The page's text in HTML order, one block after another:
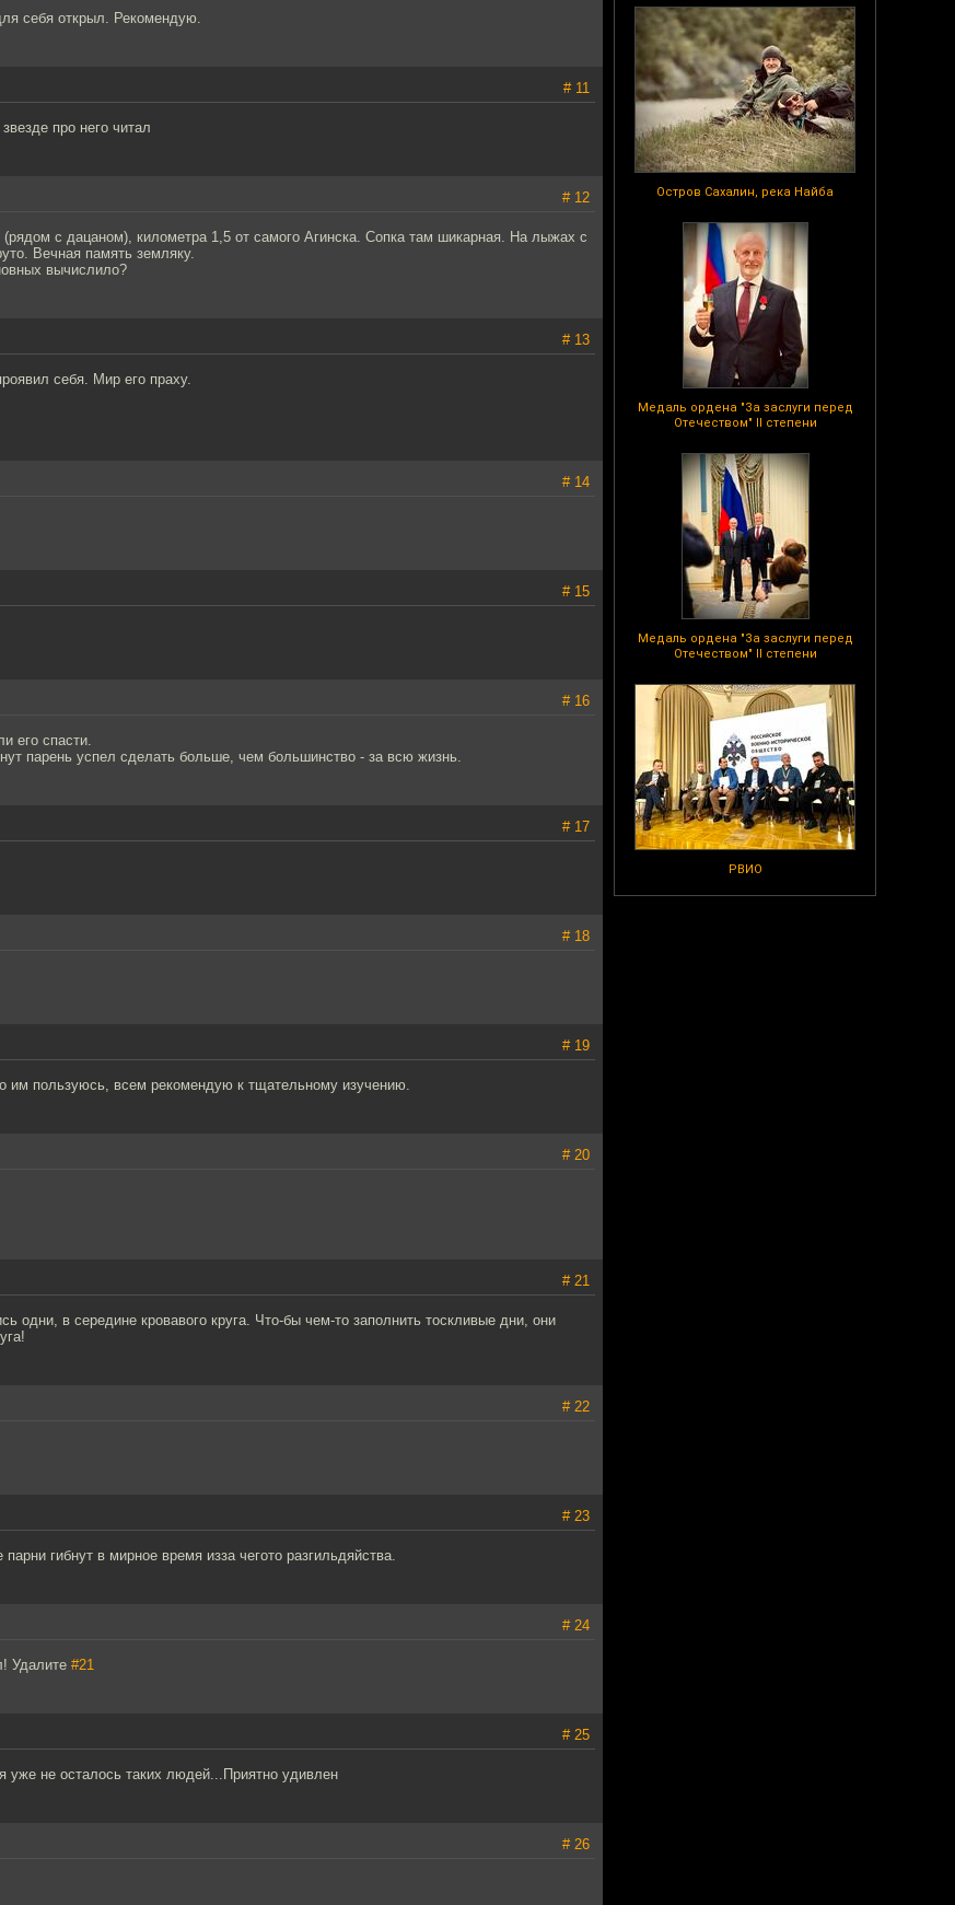
Остров Сахалин, река Найба
Медаль ордена "За заслуги перед
Отечеством" II степени
Медаль ордена "За заслуги перед
Отечеством" II степени
РВИО
себя открыл. Рекомендую.
# 11
про него читал
# 12
с дацаном), километра 1,5 от самого Агинска. Сопка там шикарная. На лыжах с
Вечная память земляку.
вычислило?
# 13
себя. Мир его праху.
# 14
# 15
# 16
его спасти.
парень успел сделать больше, чем большинство - за всю жизнь.
# 17
# 18
# 19
им пользуюсь, всем рекомендую к тщательному изучению.
# 20
# 21
одни, в середине кровавого круга. Что-бы чем-то заполнить тоскливые дни, они
# 22
# 23
гибнут в мирное время изза чегото разгильдяйства.
# 24
Удалите #21
# 25
не осталось таких людей...Приятно удивлен
# 26